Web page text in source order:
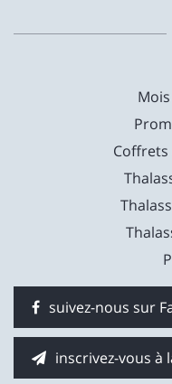
Coffrets
suivez-nous sur
inscrivez-vous à